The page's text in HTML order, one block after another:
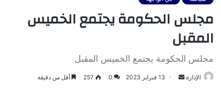
مجلس الحكومة يجتمع الخميس
المقبل
مجلس الحكومة يجتمع الخميس المقبل
الإدارة
أرسل 13 فبراير 2023 0
257 أقل من دقيقة